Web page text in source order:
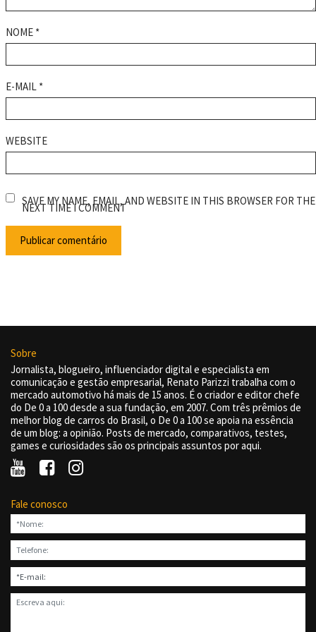
NOME *
E-MAIL *
WEBSITE
SAVE MY NAME, EMAIL, AND WEBSITE IN THIS BROWSER FOR THE
NEXT TIME I COMMENT
Sobre
Jornalista, blogueiro, influenciador digital e especialista em
comunicação e gestão empresarial, Renato Parizzi trabalha com o
mercado automotivo há mais de 15 anos. É o criador e editor chefe
do De 0 a 100 desde a sua fundação, em 2007. Com três prêmios de
melhor blog de carros do Brasil, o De 0 a 100 se apoia na essência
de um blog: a opinião. Posts de mercado, comparativos, testes,
games e curiosidades são os principais assuntos por aqui.
Fale conosco